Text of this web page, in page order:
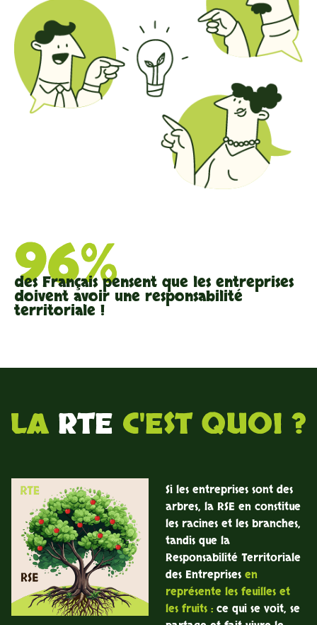
96%
des Français pensent que les entreprises
doivent avoir une responsabilité
territoriale !
LA RTE C'EST QUOI ?
Si les entreprises sont des
arbres, la RSE en constitue
les racines et les branches,
tandis que la
Responsabilité Territoriale
des Entreprises en
représente les feuilles et
les fruits : ce qui se voit, se